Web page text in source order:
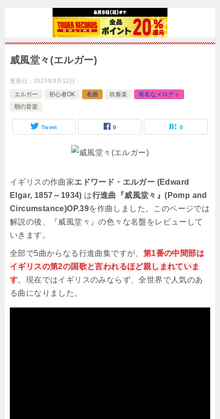
威風堂々(エルガー)
更新日： 2023年8月12日
エルガー
初心者OK 名曲 吹奏楽
有名なメロディ
朝の音楽
Tweet 0 0
イギリスの作曲家エドワード・エルガー (Edward
Elgar, 1857～1934) は行進曲『威風堂々』(Pomp and
Circumstance)OP.39を作曲しました。このページでは
解説の後、『威風堂々』の色々な名盤をレビューして
いきます。
全部で5曲からなる行進曲集ですが、 第1番の中間部は
イギリスの第2の国歌と言われるほど親しまれていま
す。現在ではイギリスのみならず、全世界で人気のあ
る曲になりました。